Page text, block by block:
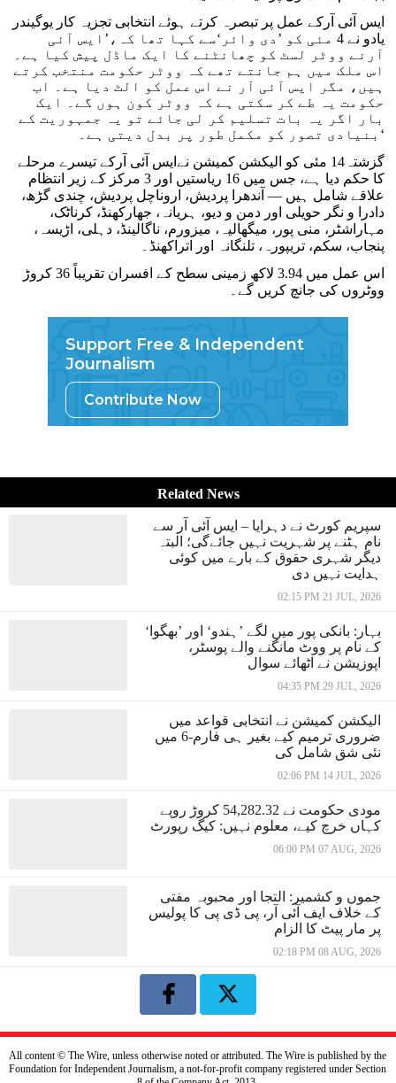
ایس آئی آرکے عمل پر تبصرہ کرتے ہوئے انتخابی تجزیہ کار یوگیندر
یادو نے 4 مئی کو ’دی وائر‘سے کہا تھا کہ،’ایس آئی
آرنے ووٹر لسٹ کو چھانٹنے کا ایک ماڈل پیش کیا ہے۔
اس ملک میں ہم جانتے تھے کہ ووٹر حکومت منتخب کرتے
ہیں، مگر ایس آئی آر نے اس عمل کو الٹ دیا ہے۔ اب
حکومت یہ طے کر سکتی ہے کہ ووٹر کون ہوں گے۔ ایک
بار اگر یہ بات تسلیم کر لی جائے تو یہ جمہوریت کے
بنیادی تصور کو مکمل طور پر بدل دیتی ہے۔‘
گزشتہ14 مئی کو الیکشن کمیشن نےایس آئی آرکے تیسرے مرحلے
کا حکم دیا ہے، جس میں 16 ریاستیں اور 3 مرکز کے زیر انتظام
علاقے شامل ہیں — آندھرا پردیش، اروناچل پردیش، چندی گڑھ،
دادرا و نگر حویلی اور دمن و دیو، ہریانہ، جھارکھنڈ، کرناٹک،
مہاراشٹر، منی پور، میگھالیہ، میزورم، ناگالینڈ، دہلی، اڑیسہ،
پنجاب، سکم، تریپورہ، تلنگانہ اور اتراکھنڈ۔
اس عمل میں 3.94 لاکھ زمینی سطح کے افسران تقریباً 36 کروڑ
ووٹروں کی جانچ کریں گے۔
Support Free & Independent
Journalism
Contribute Now
Related News
سپریم کورٹ نے دہرایا – ایس آئی آر سے
نام ہٹنے پر شہریت نہیں جائےگی؛ البتہ
دیگر شہری حقوق کے بارے میں کوئی
ہدایت نہیں دی
02:15 PM 21 JUL, 2026
بہار: بانکی پور میں لگے ’ہندو‘ اور ’بھگوا‘
کے نام پر ووٹ مانگنے والے پوسٹر،
اپوزیشن نے اٹھائے سوال
04:35 PM 29 JUL, 2026
الیکشن کمیشن نے انتخابی قواعد میں
ضروری ترمیم کیے بغیر ہی فارم-6 میں
نئی شق شامل کی
02:06 PM 14 JUL, 2026
مودی حکومت نے 54,282.32 کروڑ روپے
کہاں خرچ کیے، معلوم نہیں: کیگ رپورٹ
06:00 PM 07 AUG, 2026
جموں و کشمیر: التجا اور محبوبہ مفتی
کے خلاف ایف آئی آر، پی ڈی پی کا پولیس
پر مار پیٹ کا الزام
02:18 PM 08 AUG, 2026
All content © The Wire, unless otherwise noted or attributed. The Wire is published by the
Foundation for Independent Journalism, a not-for-profit company registered under Section